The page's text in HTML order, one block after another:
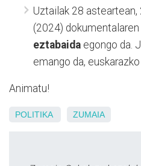
Uztailak 28 asteartean,
(2024) dokumentalaren
eztabaida egongo da.
emango da,
Animatu!
POLITIKA ZUMAIA